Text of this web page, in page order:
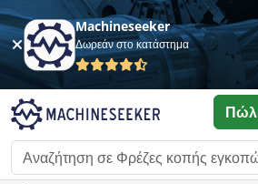
Machineseeker
Δωρεάν στο κατάστημα